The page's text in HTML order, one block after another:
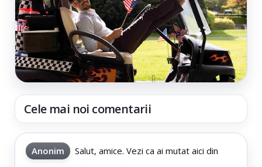
Cele mai noi comentarii
Anonim
Salut, amice. Vezi ca ai mutat aici din